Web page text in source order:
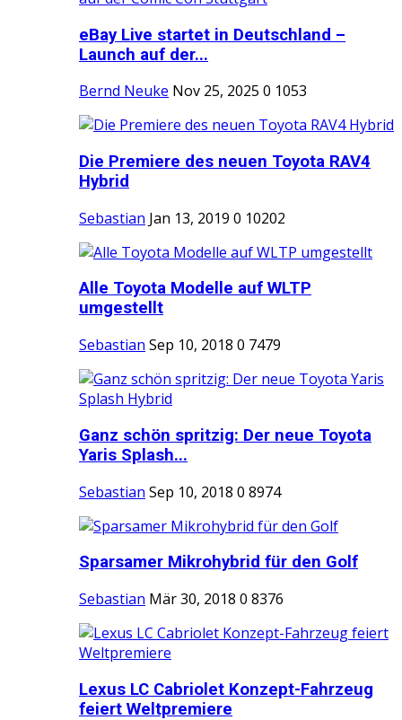
eBay Live startet in Deutschland –
Launch auf der...
Bernd Neuke Nov 25, 2025 0 1053
Die Premiere des neuen Toyota RAV4
Hybrid
Sebastian Jan 13, 2019 0 10202
Alle Toyota Modelle auf WLTP
umgestellt
Sebastian Sep 10, 2018 0 7479
Ganz schön spritzig: Der neue Toyota
Yaris Splash...
Sebastian Sep 10, 2018 0 8974
Sparsamer Mikrohybrid für den Golf
Sebastian Mär 30, 2018 0 8376
Lexus LC Cabriolet Konzept-Fahrzeug
feiert Weltpremiere